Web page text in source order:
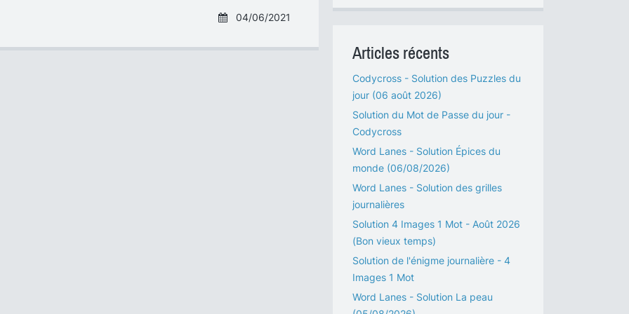
04/06/2021
Articles récents
Codycross - Solution des Puzzles du
jour (06 août 2026)
Solution du Mot de Passe du jour -
Codycross
Word Lanes - Solution Épices du
monde (06/08/2026)
Word Lanes - Solution des grilles
journalières
Solution 4 Images 1 Mot - Août 2026
(Bon vieux temps)
Solution de l'énigme journalière - 4
Images 1 Mot
Word Lanes - Solution La peau